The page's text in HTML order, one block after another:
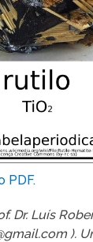
PDF.
Dr. Luís
).